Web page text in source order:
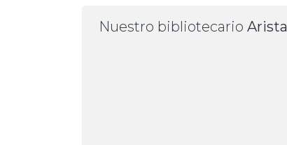
Nuestro bibliotecario